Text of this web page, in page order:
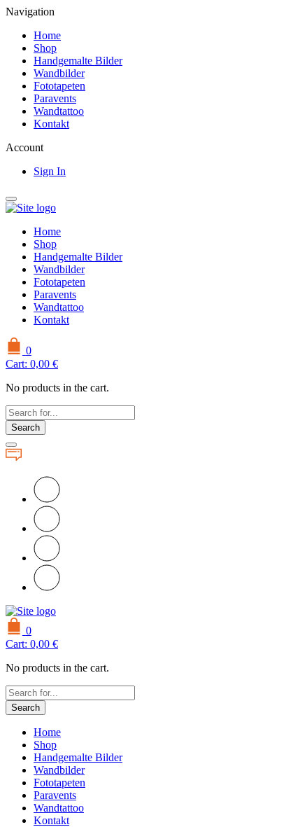
Navigation
Home
Shop
Handgemalte Bilder
Wandbilder
Fototapeten
Paravents
Wandtattoo
Kontakt
Account
Sign In
Home
Shop
Handgemalte Bilder
Wandbilder
Fototapeten
Paravents
Wandtattoo
Kontakt
0
Cart: 0,00 €
No products in the cart.
Search
0
Cart: 0,00 €
No products in the cart.
Search
Home
Shop
Handgemalte Bilder
Wandbilder
Fototapeten
Paravents
Wandtattoo
Kontakt